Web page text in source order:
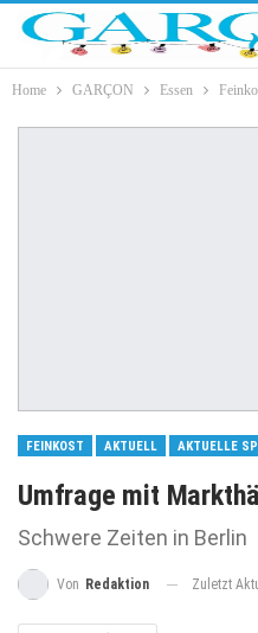
Home GARÇON Essen
FEINKOST AKTUELL AKTUELLE
Umfrage mit
Schwere Zeiten in Berlin
Von Redaktion Zuletzt